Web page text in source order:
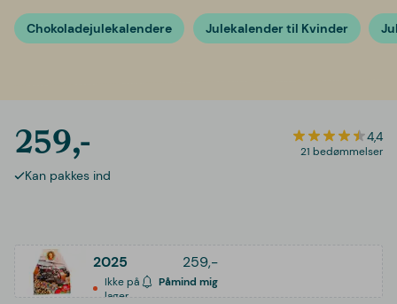
Chokoladejulekalendere Julekalender til Kvinder
259,- 4,4
21 bedømmelser
Kan pakkes ind
2025 259,-
Ikke på
lager
Påmind mig